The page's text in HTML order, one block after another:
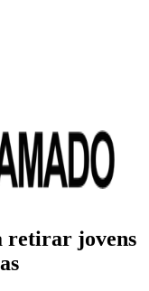
retirar jovens